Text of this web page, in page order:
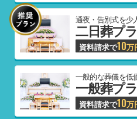
通夜・告別式を少
二日葬プ
資料請求で10万
一般的な葬儀を低
一般葬プ
資料請求で10万